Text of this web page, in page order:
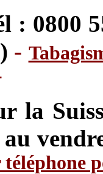
: 0800
-
la
téléphone